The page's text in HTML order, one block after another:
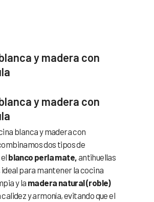
y madera con
y madera con
blanca y madera con
dos tipos de
blanco perla mate, antihuellas
para mantener la cocina
y la madera natural (roble)
y armonía, evitando que el